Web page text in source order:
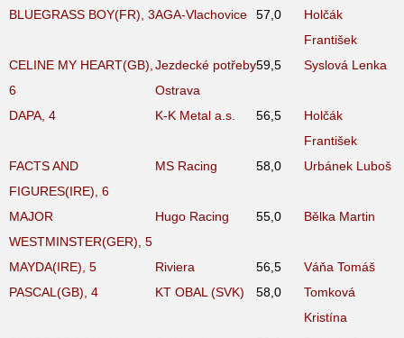
BLUEGRASS BOY(FR), 3AGA-Vlachovice 57,0
Holčák
František
CELINE MY HEART(GB),
6
Jezdecké potřeby
Ostrava
59,5 Syslová Lenka
DAPA, 4 K-K Metal a.s. 56,5
Holčák
František
FACTS AND
FIGURES(IRE), 6
MS Racing 58,0 Urbánek Luboš
MAJOR
WESTMINSTER(GER), 5
Hugo Racing 55,0 Bělka Martin
MAYDA(IRE), 5 Riviera 56,5
Váňa Tomáš
PASCAL(GB), 4
KT OBAL (SVK) 58,0
Tomková
Kristína